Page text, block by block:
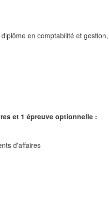
en comptabilité et
et 1 épreuve optionnelle :
d'affaires